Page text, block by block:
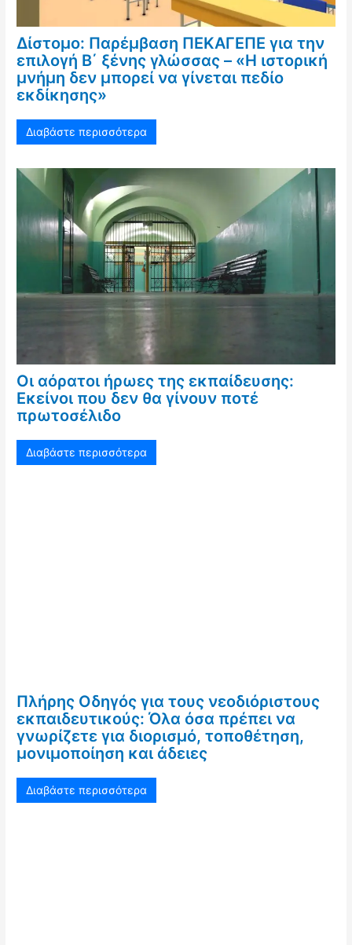
Δίστομο: Παρέμβαση ΠΕΚΑΓΕΠΕ για την
επιλογή Β΄ ξένης γλώσσας – «Η ιστορική
μνήμη δεν μπορεί να γίνεται πεδίο
εκδίκησης»
Διαβάστε περισσότερα
Οι αόρατοι ήρωες της εκπαίδευσης:
Εκείνοι που δεν θα γίνουν ποτέ
πρωτοσέλιδο
Διαβάστε περισσότερα
Πλήρης Οδηγός για τους νεοδιόριστους
εκπαιδευτικούς: Όλα όσα πρέπει να
γνωρίζετε για διορισμό, τοποθέτηση,
μονιμοποίηση και άδειες
Διαβάστε περισσότερα